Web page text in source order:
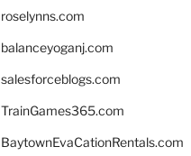
roselynns.com
balanceyoganj.com
salesforceblogs.com
TrainGames365.com
BaytownEvaCationRentals.com